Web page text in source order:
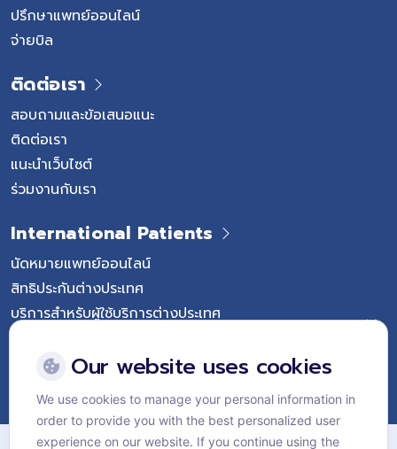
ปรึกษาแพทย์ออนไลน์
จ่ายบิล
ติดต่อเรา
สอบถามและข้อเสนอแนะ
ติดต่อเรา
แนะนำเว็บไซต์
ร่วมงานกับเรา
International Patients
นัดหมายแพทย์ออนไลน์
สิทธิประกันต่างประเทศ
บริการสำหรับผู้ใช้บริการต่างประเทศ
Follow Vejthani International Hospital
แผนผังเว็บไซต์
Our website uses cookies
We use cookies to manage your personal information in
order to provide you with the best personalized user
experience on our website. If you continue using the